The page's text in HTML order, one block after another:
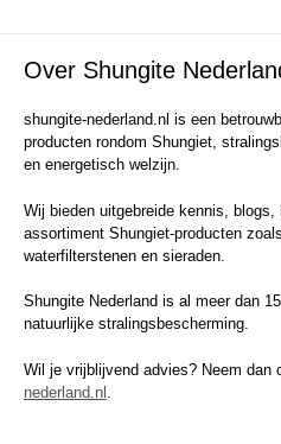
Over Shungite
shungite-nederland.nl is een
producten rondom Shungiet,
en energetisch welzijn.
Wij bieden uitgebreide kennis, blogs,
assortiment Shungiet-producten
waterfilterstenen en sieraden.
Shungite Nederland is al meer dan
natuurlijke stralingsbescherming.
Wil je vrijblijvend advies? Neem dan
nederland.nl